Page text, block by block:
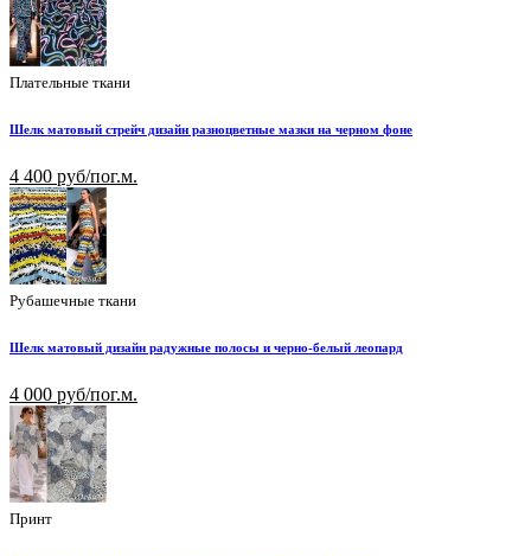
Плательные ткани
Шелк матовый стрейч дизайн разноцветные мазки на черном фоне
4 400 руб/пог.м.
Рубашечные ткани
Шелк матовый дизайн радужные полосы и черно-белый леопард
4 000 руб/пог.м.
Принт